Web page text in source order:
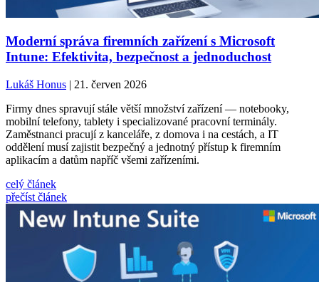
Moderní správa firemních zařízení s Microsoft
Intune: Efektivita, bezpečnost a jednoduchost
Lukáš Honus | 21. červen 2026
Firmy dnes spravují stále větší množství zařízení — notebooky,
mobilní telefony, tablety i specializované pracovní terminály.
Zaměstnanci pracují z kanceláře, z domova i na cestách, a IT
oddělení musí zajistit bezpečný a jednotný přístup k firemním
aplikacím a datům napříč všemi zařízeními.
celý článek
přečíst článek